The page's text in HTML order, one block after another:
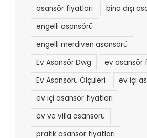
asansör fiyatları
bina dışı
engelli asansörü
engelli merdiven asansörü
Ev Asansör Dwg
ev asansör
Ev Asansörü Ölçüleri
ev içi
ev içi asansör fiyatları
ev ve villa asansörü
pratik asansör fiyatları